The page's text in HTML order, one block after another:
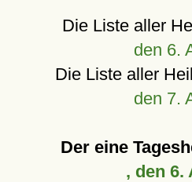
Die Liste aller
den 6.
Die Liste aller
den 7.
Der eine
, den 6.